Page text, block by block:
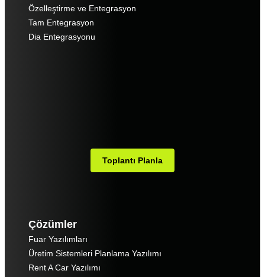
Özelleştirme ve Entegrasyon
Tam Entegrasyon
Dia Entegrasyonu
Çözümler
Fuar Yazılımları
Üretim Sistemleri Planlama Yazılımı
Rent A Car Yazılımı
Toplantı Planla